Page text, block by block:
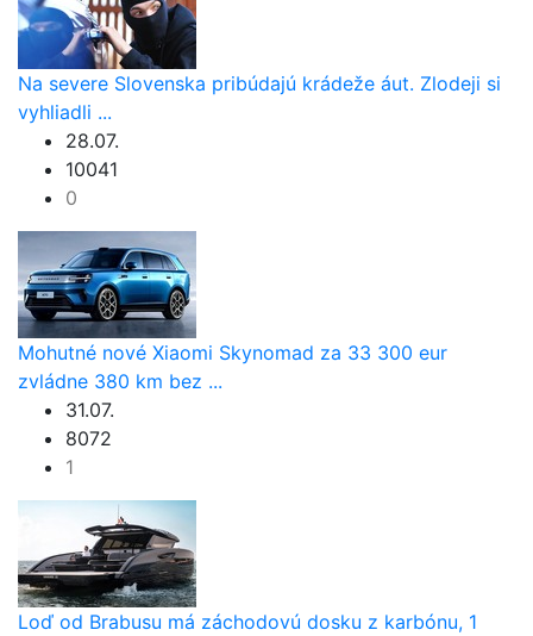
Na severe Slovenska pribúdajú krádeže áut. Zlodeji si
vyhliadli ...
28.07.
10041
0
Mohutné nové Xiaomi Skynomad za 33 300 eur
zvládne 380 km bez ...
31.07.
8072
1
Loď od Brabusu má záchodovú dosku z karbónu, 1